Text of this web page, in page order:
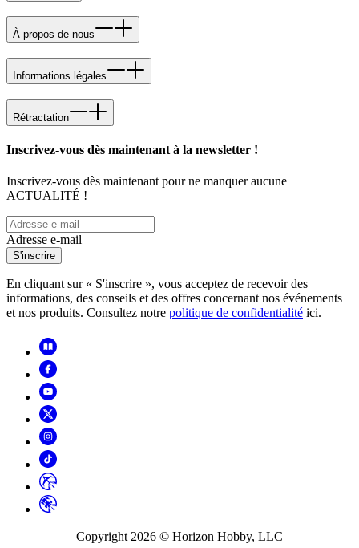
À propos de nous
Informations légales
Rétractation
Inscrivez-vous dès maintenant à la newsletter !
Inscrivez-vous dès maintenant pour ne manquer aucune
ACTUALITÉ !
Adresse e-mail
S'inscrire
En cliquant sur « S'inscrire », vous acceptez de recevoir des
informations, des conseils et des offres concernant nos événements
et nos produits. Consultez notre politique de confidentialité ici.
Copyright2026 © Horizon Hobby, LLC